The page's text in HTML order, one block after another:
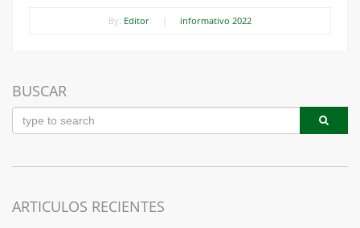
By: Editor informativo 2022
BUSCAR
ARTICULOS RECIENTES